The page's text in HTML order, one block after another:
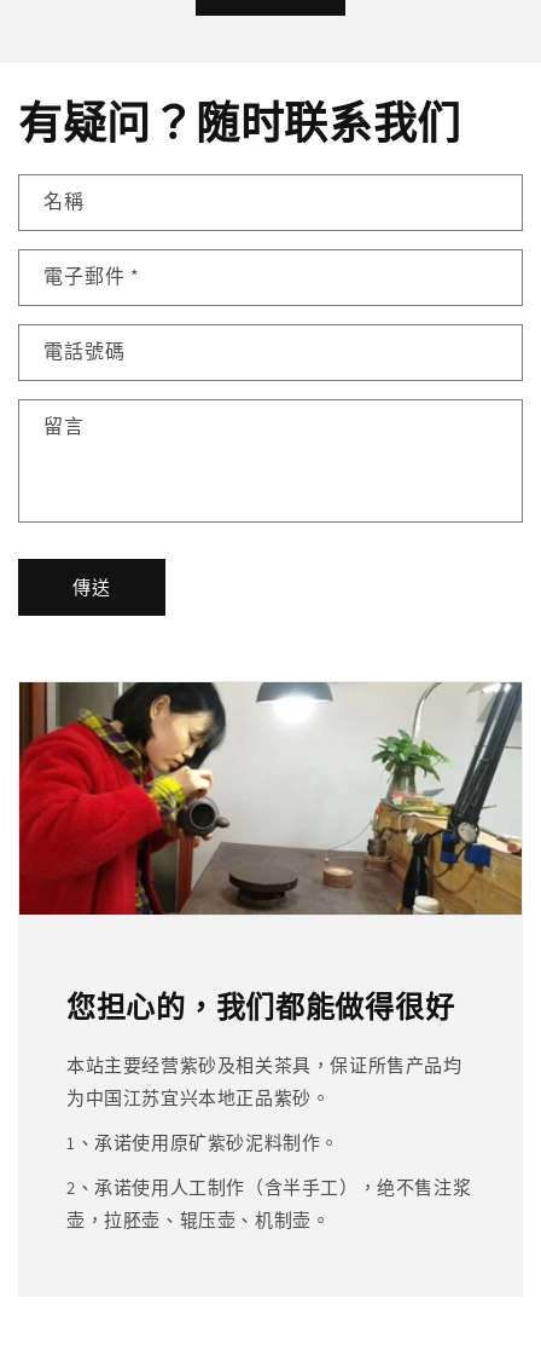
有疑问？随时联系我们
名稱
電子郵件 *
電話號碼
留言
傳送
您担心的，我们都能做得很好
本站主要经营紫砂及相关茶具，保证所售产品均
为中国江苏宜兴本地正品紫砂。
1、承诺使用原矿紫砂泥料制作。
2、承诺使用人工制作（含半手工），绝不售注浆
壶，拉胚壶、辊压壶、机制壶。